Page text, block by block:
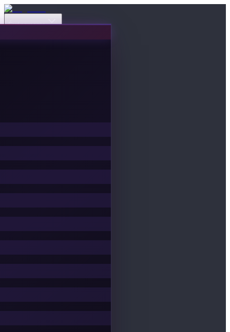
Événements